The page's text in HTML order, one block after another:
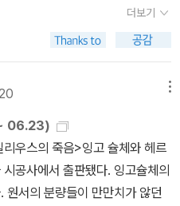
. 근본적으로 abusive한 사람이
올라서 발생한 사건이라고 생각
하게 다른 사고를 쳤을 것이라
하여 심리상담을 하고 보호를 하
제까지 공짜로 개인을 착취할
하던데 빽이 센가 아니면 엄마
부패한 대법관, 극우성향의 대법
판사들까지 더 이상 이곳도 사
되었지만 NY주에서 트럼프의 3
년 3번, 2009년 1번과 4번, 2
축제는 위의 사진의 건물인 KK
물이 되었다. 프랑스 건축가 장
하는 검은색과 특유의 단순한
렫보며 서 있다 KKL은 건물 자체
한 작품으로 자리잡았다......검
, 검게 반짝이는 대리석과 유리
도 화가 날 지경인데 지가 뭐라고
하냐고. 나보다 나이도 어린것
빛에서 짜증이 묻어났는지 금방
밀듯이 밀려올 때. 도대체 어떻
는 엽기사진의 소년 탐정은 뭘
무 오래 돼 잘 기억도 안나지만
고 있는 나는 죠 메노의 새 책들
더보기
06.23)
스의 죽음>잉고 슐체와 헤르
공사에서 출판됐다. 잉고슐체의
원서의 분량들이 만만치가 않던